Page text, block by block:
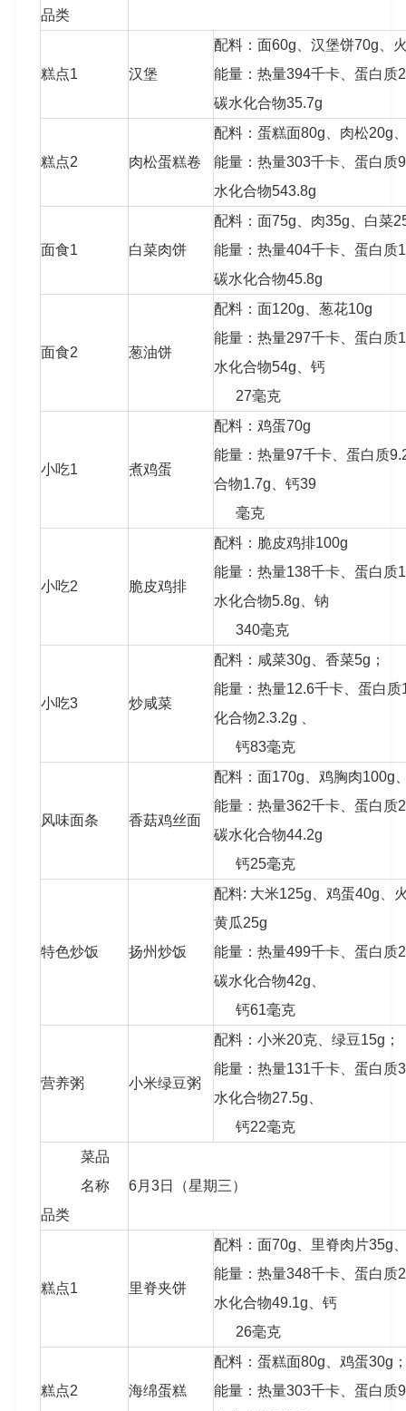
品类
糕点1 汉堡
配料：面60g、汉堡饼70g、
能量：热量394千卡、蛋白质
碳水化合物35.7g
糕点2 肉松蛋糕卷
配料：蛋糕面80g、肉松20g
能量：热量303千卡、蛋白质
水化合物543.8g
面食1 白菜肉饼
配料：面75g、肉35g、白菜
能量：热量404千卡、蛋白质
碳水化合物45.8g
面食2 葱油饼
配料：面120g、葱花10g
能量：热量297千卡、蛋白质
水化合物54g、钙
27毫克
小吃1 煮鸡蛋
配料：鸡蛋70g
能量：热量97千卡、蛋白质
合物1.7g、钙39
毫克
小吃2 脆皮鸡排
配料：脆皮鸡排100g
能量：热量138千卡、蛋白质
水化合物5.8g、钠
340毫克
小吃3 炒咸菜
配料：咸菜30g、香菜5g；
能量：热量12.6千卡、蛋白
化合物2.3.2g 、
钙83毫克
风味面条 香菇鸡丝面
配料：面170g、鸡胸肉100g
能量：热量362千卡、蛋白质
碳水化合物44.2g
钙25毫克
特色炒饭 扬州炒饭
配料: 大米125g、鸡蛋40g、
黄瓜25g
能量：热量499千卡、蛋白质
碳水化合物42g、
钙61毫克
营养粥 小米绿豆粥
配料：小米20克、绿豆15g；
能量：热量131千卡、蛋白质
水化合物27.5g、
钙22毫克
菜品
名称
品类
6月3日（星期三）
糕点1 里脊夹饼
配料：面70g、里脊肉片35g
能量：热量348千卡、蛋白质
水化合物49.1g、钙
26毫克
糕点2 海绵蛋糕
配料：蛋糕面80g、鸡蛋30g
能量：热量303千卡、蛋白质